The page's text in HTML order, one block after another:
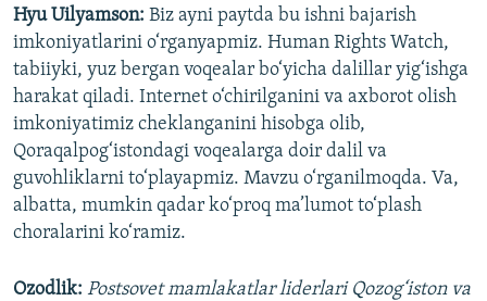
Hyu Uilyamson: Biz ayni paytda bu ishni bajarish
imkoniyatlarini o‘rganyapmiz. Human Rights Watch,
tabiiyki, yuz bergan voqealar bo‘yicha dalillar yig‘ishga
harakat qiladi. Internet o‘chirilganini va axborot olish
imkoniyatimiz cheklanganini hisobga olib,
Qoraqalpog‘istondagi voqealarga doir dalil va
guvohliklarni to‘playapmiz. Mavzu o‘rganilmoqda. Va,
albatta, mumkin qadar ko‘proq ma’lumot to‘plash
choralarini ko‘ramiz.
Ozodlik: Postsovet mamlakatlar liderlari Qozog‘iston va